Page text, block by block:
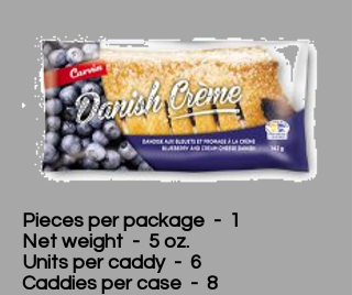
Pieces per package - 1
Net weight - 5 oz.
Units per caddy - 6
Caddies per case - 8